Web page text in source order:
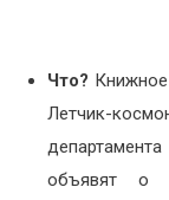
Что?
Летчик-
объявят о